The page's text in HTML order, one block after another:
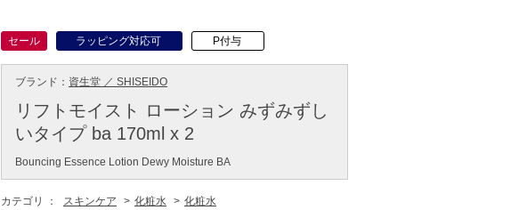
セール ラッピング対応可 P付与
ブランド： 資生堂 ／ SHISEIDO
リフトモイスト ローション みずみずし
いタイプ ba 170ml x 2
Bouncing Essence Lotion Dewy Moisture BA
カテゴリ ： スキンケア 化粧水 化粧水